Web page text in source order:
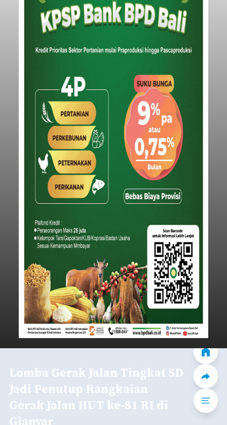
Lomba Gerak Jalan Tingkat SD
Jadi Penutup Rangkaian
Gerak Jalan HUT ke-81 RI di
Gianyar